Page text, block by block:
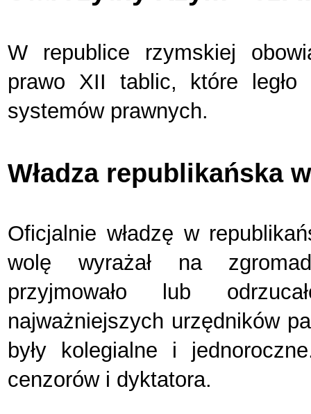
W republice rzymskiej
prawo XII tablic, które legło
systemów prawnych.
Władza republikańska
Oficjalnie władzę w
wolę wyrażał na
przyjmowało lub
najważniejszych urzędników
były kolegialne i
cenzorów i dyktatora.